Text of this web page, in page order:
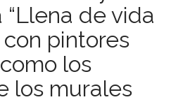
de vida
con pintores
los
los murales